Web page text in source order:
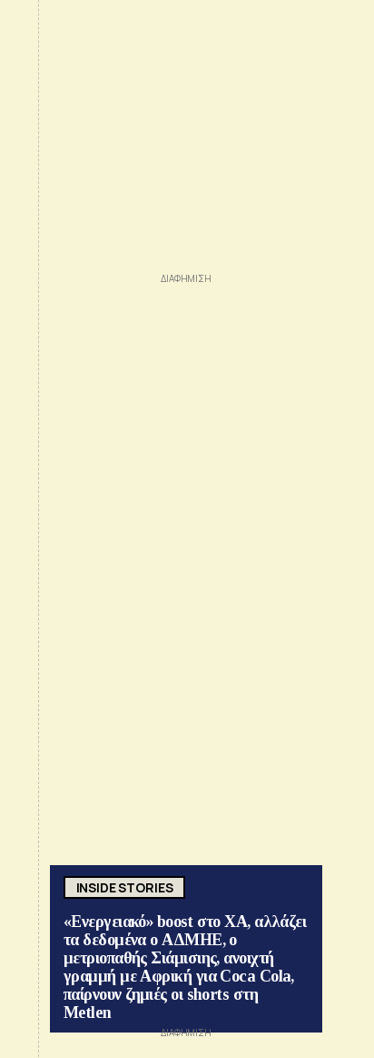
INSIDE STORIES
«Ενεργειακό» boost στο ΧΑ, αλλάζει
τα δεδομένα ο ΑΔΜΗΕ, ο
μετριοπαθής Σιάμισιης, ανοιχτή
γραμμή με Αφρική για Coca Cola,
παίρνουν ζημιές οι shorts στη
Metlen